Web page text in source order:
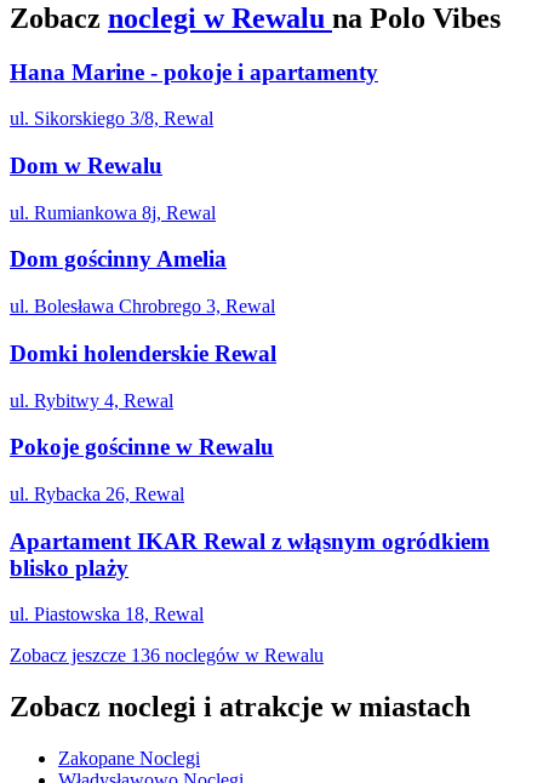
Zobacz noclegi w Rewalu na Polo Vibes
Hana Marine - pokoje i apartamenty
ul. Sikorskiego 3/8, Rewal
Dom w Rewalu
ul. Rumiankowa 8j, Rewal
Dom gościnny Amelia
ul. Bolesława Chrobrego 3, Rewal
Domki holenderskie Rewal
ul. Rybitwy 4, Rewal
Pokoje gościnne w Rewalu
ul. Rybacka 26, Rewal
Apartament IKAR Rewal z włąsnym ogródkiem
blisko plaży
ul. Piastowska 18, Rewal
Zobacz jeszcze 136 noclegów w Rewalu
Zobacz noclegi i atrakcje w miastach
Zakopane Noclegi